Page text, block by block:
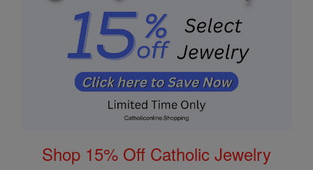
Shop 15% Off Catholic Jewelry